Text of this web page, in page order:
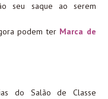
seu saque ao serem
podem ter Marca de
do Salão de Classe